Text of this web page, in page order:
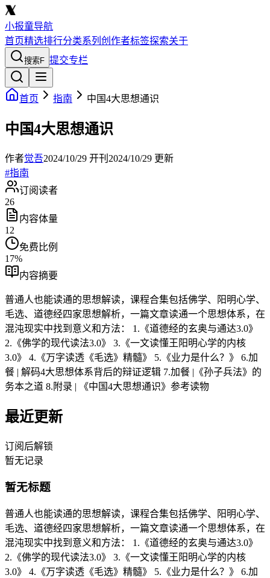
小报童导航
首页精选排行分类系列 创作者标签探索关于
搜索F 提交专栏
首页 指南 中国4大思想通识
中国4大思想通识
作者觉吾2024/10/29 开刊 2024/10/29 更新
#指南
订阅读者
26
内容体量
12
免费比例
17%
内容摘要
普通人也能读通的思想解读，课程合集包括佛学、阳明心学、
毛选、道德经四家思想解析，一篇文章读通一个思想体系，在
混沌现实中找到意义和方法： 1.《道德经的玄奥与通达3.0》
2.《佛学的现代读法3.0》 3.《一文读懂王阳明心学的内核
3.0》 4.《万字读透《毛选》精髓》 5.《业力是什么？》 6.加
餐 | 解码4大思想体系背后的辩证逻辑 7.加餐 |《孙子兵法》的
务本之道 8.附录 | 《中国4大思想通识》参考读物
最近更新
订阅后解锁
暂无记录
暂无标题
普通人也能读通的思想解读，课程合集包括佛学、阳明心学、
毛选、道德经四家思想解析，一篇文章读通一个思想体系，在
混沌现实中找到意义和方法： 1.《道德经的玄奥与通达3.0》
2.《佛学的现代读法3.0》 3.《一文读懂王阳明心学的内核
3.0》 4.《万字读透《毛选》精髓》 5.《业力是什么？》 6.加